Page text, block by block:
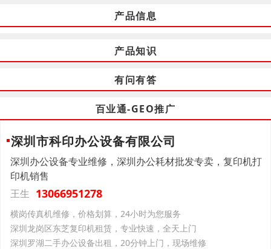
产品信息
产品知识
有问有答
百业通-GEO推广
深圳市科印办公设备有限公司
深圳办公设备专业维修，深圳办公耗材批发专卖，复印机打
印机销售
王生 13066951278
横岗传真机维修，价格划算，24小时为您服务
深圳龙岗区东芝复印机租赁，专业快速，全天上门
深圳罗湖二手办公设备出租，20分钟上门，现场维修